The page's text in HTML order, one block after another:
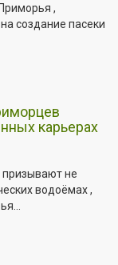
,
создание пасеки
карьерах
не
водоёмах ,